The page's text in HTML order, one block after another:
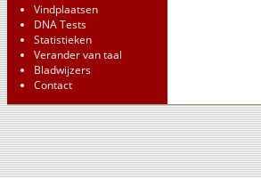
Vindplaatsen
DNA Tests
Statistieken
Verander van taal
Bladwijzers
Contact